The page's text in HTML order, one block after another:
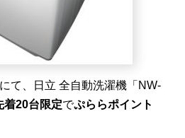
て、日立 全自動洗濯機「NW-
着20台限定でぷららポイント